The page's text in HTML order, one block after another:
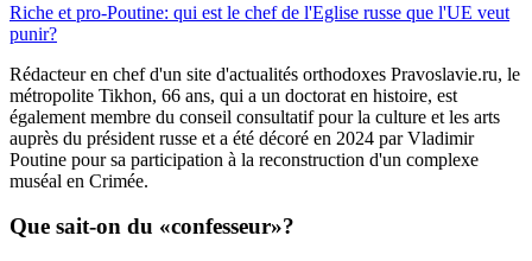
Riche et pro-Poutine: qui est le chef de l'Eglise russe que l'UE veut
punir?
Rédacteur en chef d'un site d'actualités orthodoxes Pravoslavie.ru, le
métropolite Tikhon, 66 ans, qui a un doctorat en histoire, est
également membre du conseil consultatif pour la culture et les arts
auprès du président russe et a été décoré en 2024 par Vladimir
Poutine pour sa participation à la reconstruction d'un complexe
muséal en Crimée.
Que sait-on du «confesseur»?